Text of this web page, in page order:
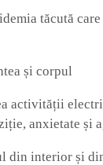
tăcută
și corpul
activității
anxietate și
din interior și